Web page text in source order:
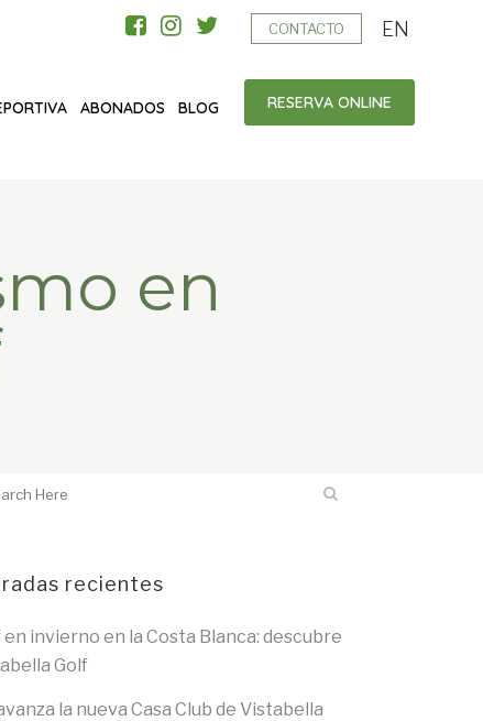
CONTACTO EN
RESERVA ONLINE
ABONADOS BLOG
en
recientes
en invierno en la Costa Blanca: descubre
Golf
la nueva Casa Club de Vistabella